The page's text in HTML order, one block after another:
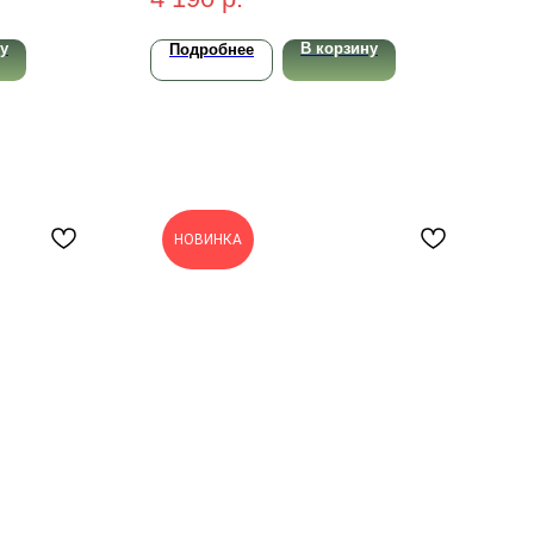
Подробнее В корзину
НОВИНКА